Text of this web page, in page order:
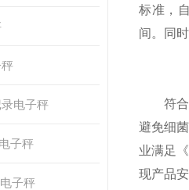
电子秤
子秤
子秤
标准，
间。同
符合卫
避免细
业满足
现产品